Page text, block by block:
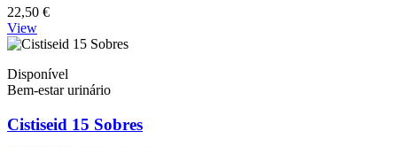
22,50 €
View
Disponível
Bem-estar urinário
Cistiseid 15 Sobres